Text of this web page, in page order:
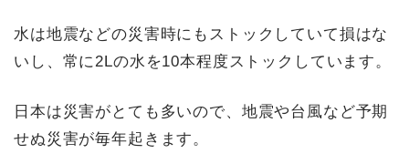
水は地震などの災害時にもストックしていて損はな
いし、常に2Lの水を10本程度ストックしています。
日本は災害がとても多いので、地震や台風など予期
せぬ災害が毎年起きます。